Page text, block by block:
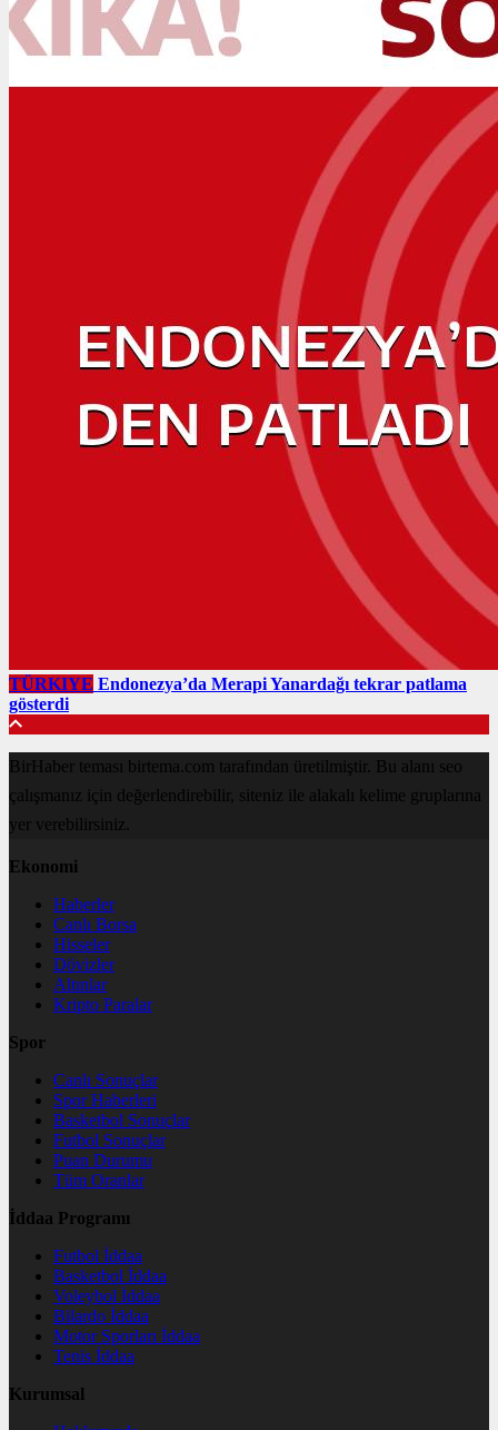
TÜRKIYE Endonezya’da Merapi Yanardağı tekrar patlama
gösterdi
BirHaber teması birtema.com tarafından üretilmiştir. Bu alanı seo
çalışmanız için değerlendirebilir, siteniz ile alakalı kelime gruplarına
yer verebilirsiniz.
Ekonomi
Haberler
Canlı Borsa
Hisseler
Dövizler
Altınlar
Kripto Paralar
Spor
Canlı Sonuçlar
Spor Haberleri
Basketbol Sonuçlar
Futbol Sonuçlar
Puan Durumu
Tüm Oranlar
İddaa Programı
Futbol İddaa
Basketbol İddaa
Voleybol İddaa
Bilardo İddaa
Motor Sporları İddaa
Tenis İddaa
Kurumsal